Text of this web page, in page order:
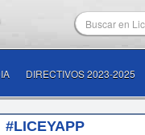
DIRECTIVOS 2023-2025
#LICEYAPP